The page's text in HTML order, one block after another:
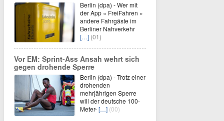
Berlin (dpa) - Wer mit
der App « FreiFahren »
andere Fahrgäste im
Berliner Nahverkehr
[…] (01)
Vor EM: Sprint-Ass Ansah wehrt sich
gegen drohende Sperre
Berlin (dpa) - Trotz einer
drohenden
mehrjährigen Sperre
will der deutsche 100-
Meter-[…] (00)